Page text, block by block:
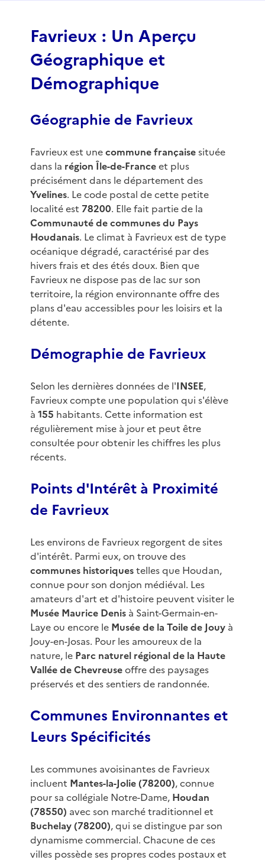
f
Favrieux : Un Aperçu
Géographique et
Démographique
Géographie de Favrieux
Favrieux est unecommune françaisesituée
dans la région Île-de-Franceet plus
précisément dans le département des
Yvelines. Le code postal de cette petite
localité est 78200. Elle fait partie de la
Communauté de communes du Pays
Houdanais. Le climat à Favrieux est de type
océanique dégradé, caractérisé par des
hivers frais et des étés doux. Bien que
Favrieux ne dispose pas de lac sur son
territoire, la région environnante offre des
plans d'eau accessibles pour les loisirs et la
détente.
Démographie de Favrieux
Selon les dernières données de l'INSEE,
Favrieux compte une population qui s'élève
à 155 habitants. Cette information est
régulièrement mise à jour et peut être
consultée pour obtenir les chiffres les plus
récents.
Points d'Intérêt à Proximité
de Favrieux
Les environs de Favrieux regorgent de sites
d'intérêt. Parmi eux, on trouve des
communes historiquestelles que Houdan,
connue pour son donjon médiéval. Les
amateurs d'art et d'histoire peuvent visiter le
Musée Maurice Denisà Saint-Germain-en-
Laye ou encore le Musée de la Toile de Jouyà
Jouy-en-Josas. Pour les amoureux de la
nature, le Parc naturel régional de la Haute
Vallée de Chevreuseoffre des paysages
préservés et des sentiers de randonnée.
Communes Environnantes et
Leurs Spécificités
Les communes avoisinantes de Favrieux
incluent Mantes-la-Jolie (78200), connue
pour sa collégiale Notre-Dame, Houdan
(78550) avec son marché traditionnel et
Buchelay (78200), qui se distingue par son
dynamisme commercial. Chacune de ces
villes possède ses propres codes postaux et